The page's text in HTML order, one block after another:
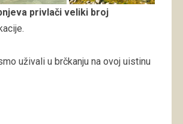
privlači veliki broj
uživali u brčkanju na ovoj uistinu